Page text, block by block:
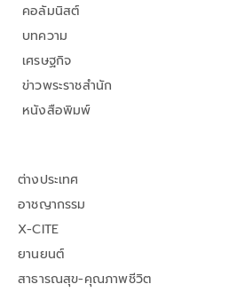
คอลัมนิสต์
บทความ
เศรษฐกิจ
ข่าวพระราชสำนัก
หนังสือพิมพ์
ต่างประเทศ
อาชญากรรม
X-CITE
ยานยนต์
สาธารณสุข-คุณภาพชีวิต